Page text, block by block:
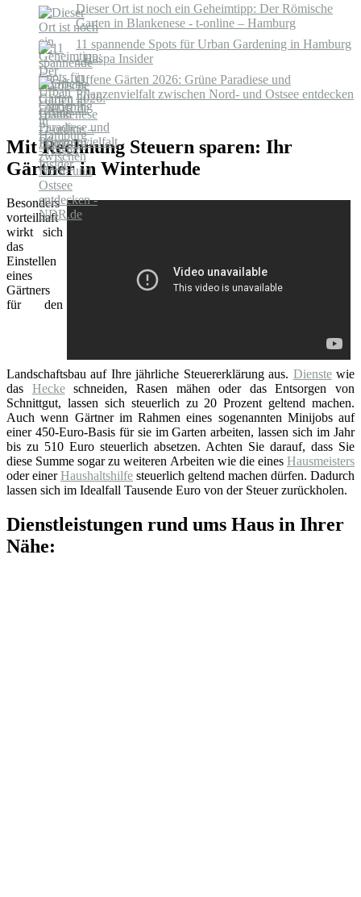
Dieser Ort ist noch ein Geheimtipp: Der Römische
Garten in Blankenese - t-online – Hamburg
11 spannende Spots für Urban Gardening in Hamburg
- Haspa Insider
Offene Gärten 2026: Grüne Paradiese und
Pflanzenvielfalt zwischen Nord- und Ostsee entdecken
- NDR.de
Mit Rechnung Steuern sparen: Ihr
Gärtner in Winterhude
Besonders
vorteilhaft
wirkt sich
das
Einstellen
eines
Gärtners
für den
Landschaftsbau auf Ihre jährliche Steuererklärung aus. Dienstewie
das Heckeschneiden, Rasen mähen oder das Entsorgen von
Schnittgut, lassen sich steuerlich zu 20 Prozent geltend machen.
Auch wenn Gärtner im Rahmen eines sogenannten Minijobs auf
einer 450-Euro-Basis für sie im Garten arbeiten, lassen sich im Jahr
bis zu 510 Euro steuerlich absetzen. Achten Sie darauf, dass Sie
diese Summe sogar zu weiteren Arbeiten wie die eines Hausmeisters
oder einerHaushaltshilfe steuerlich geltend machen dürfen. Dadurch
lassen sich im Idealfall Tausende Euro von der Steuer zurückholen.
Dienstleistungen rund ums Haus in Ihrer
Nähe: